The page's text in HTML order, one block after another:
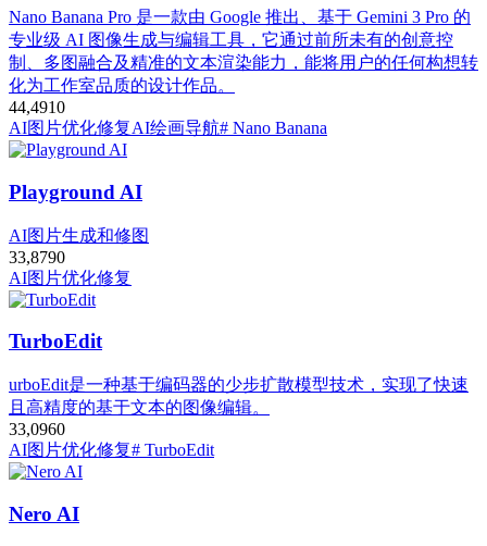
Nano Banana Pro 是一款由 Google 推出、基于 Gemini 3 Pro 的
专业级 AI 图像生成与编辑工具，它通过前所未有的创意控
制、多图融合及精准的文本渲染能力，能将用户的任何构想转
化为工作室品质的设计作品。
44,4910
AI图片优化修复AI绘画导航# Nano Banana
Playground AI
AI图片生成和修图
33,8790
AI图片优化修复
TurboEdit
urboEdit是一种基于编码器的少步扩散模型技术，实现了快速
且高精度的基于文本的图像编辑。
33,0960
AI图片优化修复# TurboEdit
Nero AI